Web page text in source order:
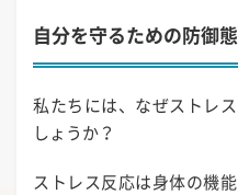
自分を守るための防御
私たちには、なぜストレ
しょうか？
ストレス反応は身体の機